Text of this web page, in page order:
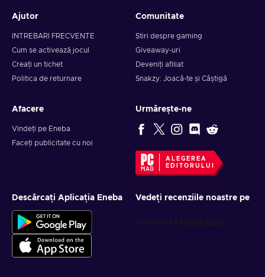
Ajutor
INTREBARI FRECVENTE
Cum se activează jocul
Creați un tichet
Politica de returnare
Comunitate
Știri despre gaming
Giveaway-uri
Deveniți afiliat
Snakzy: Joacă-te și Câștigă
Afacere
Vindeți pe Eneba
Faceți publicitate cu noi
Urmărește-ne
ALEGEREA
EDITORULUI
Descărcați Aplicația Eneba Vedeți recenziile noastre pe